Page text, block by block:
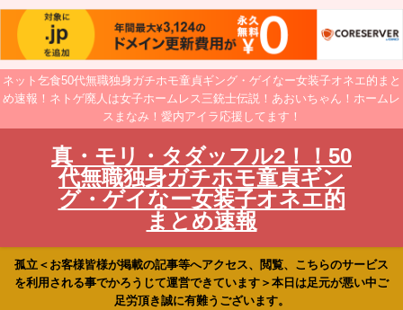
ネット乞食50代無職独身ガチホモ童貞ギング・ゲイなー女装子オネエ的まと
め速報！ネトゲ廃人は女子ホームレス三銃士伝説！あおいちゃん！ホームレ
スまなみ！愛内アイラ応援してます！
真・モリ・タダッフル2！！50
代無職独身ガチホモ童貞ギン
グ・ゲイなー女装子オネエ的
まとめ速報
孤立＜お客様皆様が掲載の記事等へアクセス、閲覧、こちらのサービス
を利用される事でかろうじて運営できています＞本日は足元が悪い中ご
足労頂き誠に有難うございます。